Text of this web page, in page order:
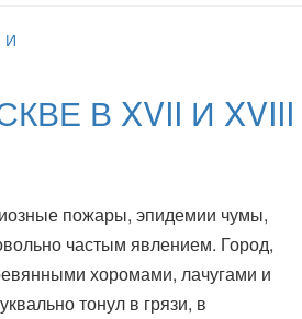
В XVII И XVIII
пожары, эпидемии чумы,
частым явлением. Город,
хоромами, лачугами и
тонул в грязи, в